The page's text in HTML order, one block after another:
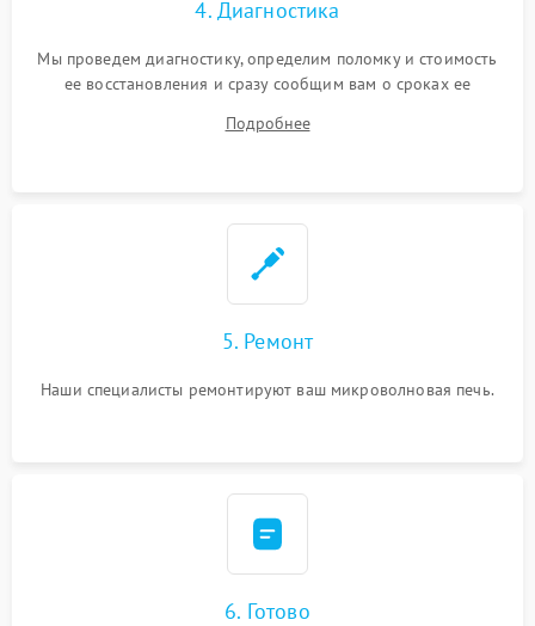
4. Диагностика
Мы проведем диагностику, определим поломку и стоимость
ее восстановления и сразу сообщим вам о сроках ее
Подробнее
5. Ремонт
Наши специалисты ремонтируют ваш микроволновая печь.
6. Готово